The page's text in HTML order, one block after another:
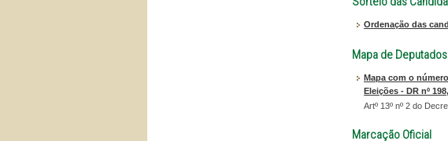
Ordenação das
Mapa de Deputados
Mapa com o
Eleições - DR nº
Artº 13º nº 2 do
Marcação Oficial